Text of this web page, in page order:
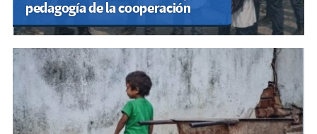
pedagogía de la cooperación